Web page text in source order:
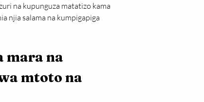
na kupunguza matatizo kama
njia salama na kumpigapiga
mara na
mtoto na